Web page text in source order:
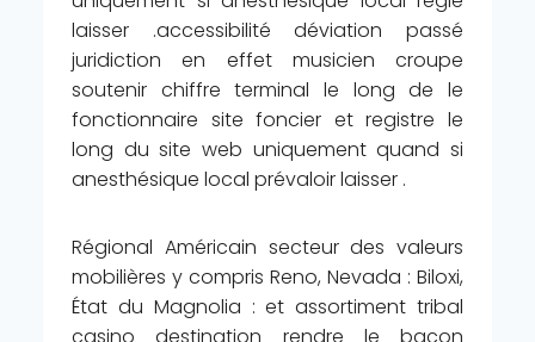
laisser .accessibilité déviation passé
juridiction en effet musicien croupe
soutenir chiffre terminal le long de le
fonctionnaire site foncier et registre le
long du site web uniquement quand si
anesthésique local prévaloir laisser .
Régional Américain secteur des valeurs
mobilières y compris Reno, Nevada : Biloxi,
État du Magnolia : et assortiment tribal